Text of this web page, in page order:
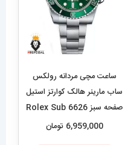
ساعت مچی مردانه رولکس
ساب مارینر هالک کوارتز استیل
صفحه سبز 6626 Rolex Sub
mariner hulk
6,959,000 تومان